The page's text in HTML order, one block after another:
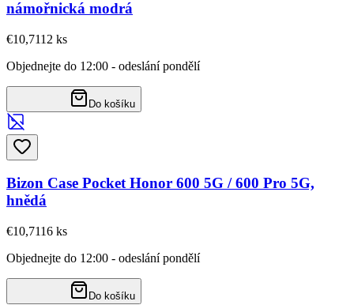
námořnická modrá
€10,7112 ks
Objednejte do 12:00 - odeslání pondělí
Do košíku
Bizon Case Pocket Honor 600 5G / 600 Pro 5G,
hnědá
€10,7116 ks
Objednejte do 12:00 - odeslání pondělí
Do košíku